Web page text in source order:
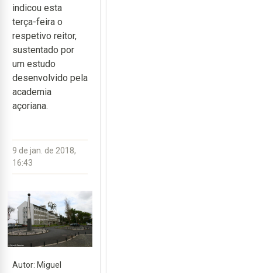
indicou esta
terça-feira o
respetivo reitor,
sustentado por
um estudo
desenvolvido pela
academia
açoriana.
9 de jan. de 2018,
16:43
Autor: Miguel